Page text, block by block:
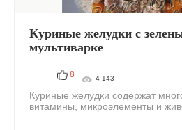
Куриные желудки с
мультиварке
8 4 143
Куриные желудки содержат
витамины, микроэлементы и